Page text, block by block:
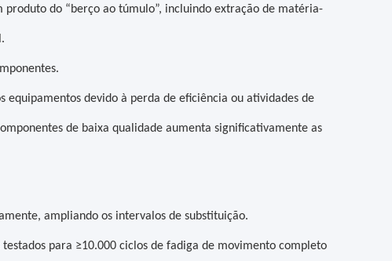
do “berço ao túmulo”, incluindo extração de matéria-
equipamentos devido à perda de eficiência ou atividades de
de baixa qualidade aumenta significativamente as
ampliando os intervalos de substituição.
para ≥10.000 ciclos de fadiga de movimento completo